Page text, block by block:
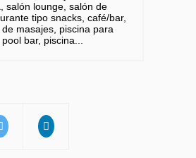
salón lounge, salón de
tipo snacks, café/bar,
masajes, piscina para
bar, piscina